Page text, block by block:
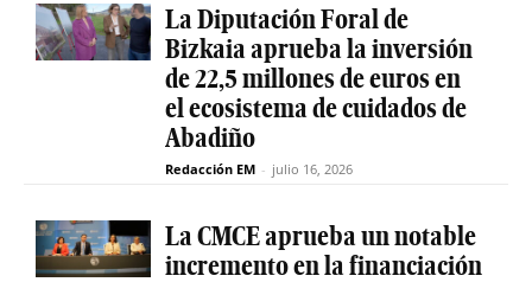
La Diputación Foral de
Bizkaia aprueba la inversión
de 22,5 millones de euros en
el ecosistema de cuidados de
Abadiño
Redacción EM - julio 16, 2026
La CMCE aprueba un notable
incremento en la financiación